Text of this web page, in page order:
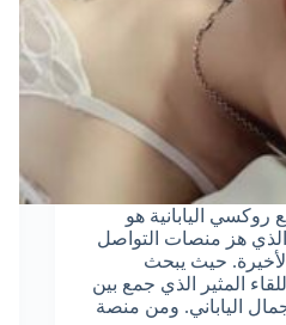
اليابانية هو
الذي هز منصات التواصل
حيث يبحث
المثير الذي جمع بين
الياباني. ومن منصة